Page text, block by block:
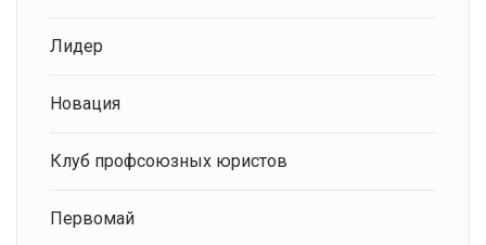
Лидер
Новация
Клуб профсоюзных юристов
Первомай